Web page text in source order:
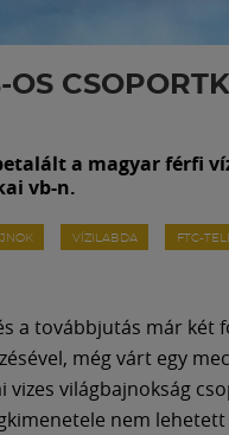
OS
a magyar férfi
vb-n.
VÍZILABDA FTC-
a továbbjutás már két
még várt egy
világbajnokság
nem